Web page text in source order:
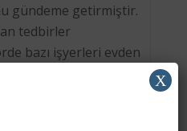
gündeme getirmiştir.
tedbirler
bazı işyerleri evden
X